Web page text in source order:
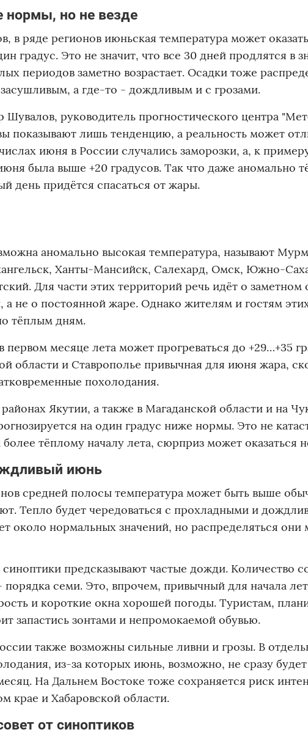
но не везде
в ряде регионов июньская температура может
градус. Это не значит, что все 30 дней продлятся в
периодов заметно возрастает. Осадки тоже
а где-то - дождливым и с грозами.
руководитель прогностического центра
показывают лишь тенденцию, а реальность может
июня в России случались заморозки, а, к
была выше +20 градусов. Так что даже аномально
день придётся спасаться от жары.
аномально высокая температура, называют
Ханты-Мансийск, Салехард, Омск, Южно-
Для части этих территорий речь идёт о
а не о постоянной жаре. Однако жителям и гостям
тёплым дням.
первом месяце лета может прогреваться до +29…+35
области и Ставрополье привычная для июня жара,
похолодания.
Якутии, а также в Магаданской области и на
на один градус ниже нормы. Это не
тёплому началу лета, сюрприз может оказаться
июнь
средней полосы температура может быть выше
Тепло будет чередоваться с прохладными и
около нормальных значений, но распределяться они
предсказывают частые дожди. Количество
порядка семи. Это, впрочем, привычный для начала
и короткие окна хорошей погоды. Туристам,
запастись зонтами и непромокаемой обувью.
также возможны сильные ливни и грозы. В
из-за которых июнь, возможно, не сразу
На Дальнем Востоке тоже сохраняется риск
крае и Хабаровской области.
от синоптиков